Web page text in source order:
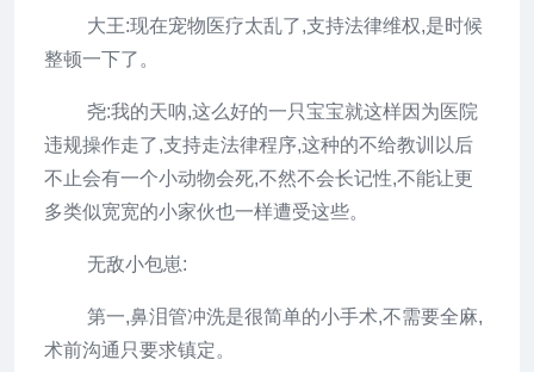
大王:现在宠物医疗太乱了,支持法律维权,是时候
整顿一下了。
尧:我的天呐,这么好的一只宝宝就这样因为医院
违规操作走了,支持走法律程序,这种的不给教训以后
不止会有一个小动物会死,不然不会长记性,不能让更
多类似宽宽的小家伙也一样遭受这些。
无敌小包崽:
第一,鼻泪管冲洗是很简单的小手术,不需要全麻,
术前沟通只要求镇定。